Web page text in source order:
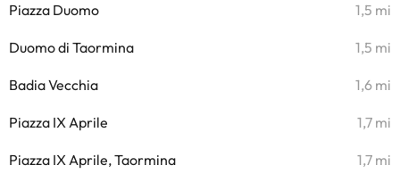
Piazza Duomo 1,5 mi
Duomo di Taormina 1,5 mi
Badia Vecchia 1,6 mi
Piazza IX Aprile 1,7 mi
Piazza IX Aprile, Taormina 1,7 mi